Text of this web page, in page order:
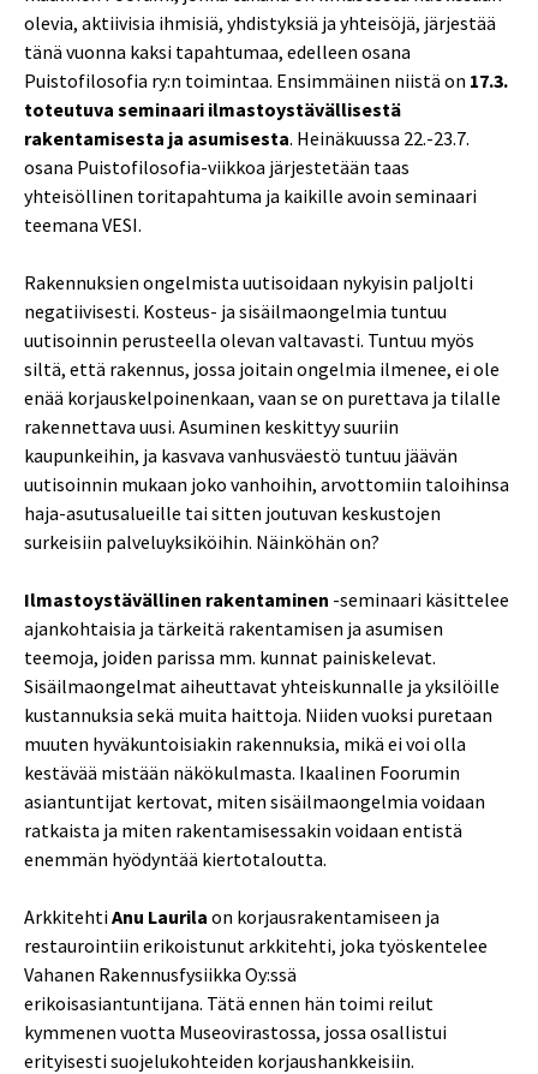
olevia, aktiivisia ihmisiä, yhdistyksiä ja yhteisöjä, järjestää
tänä vuonna kaksi tapahtumaa, edelleen osana
Puistofilosofia ry:n toimintaa. Ensimmäinen niistä on 17.3.
toteutuva seminaari ilmastoystävällisestä
rakentamisesta ja asumisesta. Heinäkuussa 22.-23.7.
osana Puistofilosofia-viikkoa järjestetään taas
yhteisöllinen toritapahtuma ja kaikille avoin seminaari
teemana VESI.
Rakennuksien ongelmista uutisoidaan nykyisin paljolti
negatiivisesti. Kosteus- ja sisäilmaongelmia tuntuu
uutisoinnin perusteella olevan valtavasti. Tuntuu myös
siltä, että rakennus, jossa joitain ongelmia ilmenee, ei ole
enää korjauskelpoinenkaan, vaan se on purettava ja tilalle
rakennettava uusi. Asuminen keskittyy suuriin
kaupunkeihin, ja kasvava vanhusväestö tuntuu jäävän
uutisoinnin mukaan joko vanhoihin, arvottomiin taloihinsa
haja-asutusalueille tai sitten joutuvan keskustojen
surkeisiin palveluyksiköihin. Näinköhän on?
Ilmastoystävällinen rakentaminen -seminaari käsittelee
ajankohtaisia ja tärkeitä rakentamisen ja asumisen
teemoja, joiden parissa mm. kunnat painiskelevat.
Sisäilmaongelmat aiheuttavat yhteiskunnalle ja yksilöille
kustannuksia sekä muita haittoja. Niiden vuoksi puretaan
muuten hyväkuntoisiakin rakennuksia, mikä ei voi olla
kestävää mistään näkökulmasta. Ikaalinen Foorumin
asiantuntijat kertovat, miten sisäilmaongelmia voidaan
ratkaista ja miten rakentamisessakin voidaan entistä
enemmän hyödyntää kiertotaloutta.
ArkkitehtiAnu Laurila on korjausrakentamiseen ja
restaurointiin erikoistunut arkkitehti, joka työskentelee
Vahanen Rakennusfysiikka Oy:ssä
erikoisasiantuntijana. Tätä ennen hän toimi reilut
kymmenen vuotta Museovirastossa, jossa osallistui
erityisesti suojelukohteiden korjaushankkeisiin.